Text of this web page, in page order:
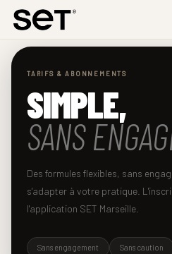
TARIFS & ABONNEMENTS
SIMPLE,
SANS
Des formules flexibles, sans
s'adapter à votre pratique.
l'application SET Marseille.
Sans engagement Sans caution